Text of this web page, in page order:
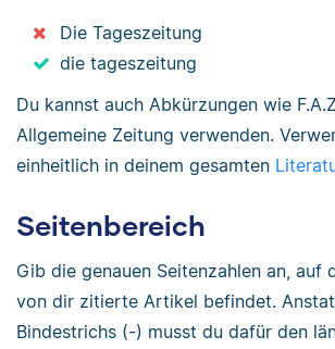
Die Tageszeitung
die tageszeitung
Du kannst auch Abkürzungen wie
Allgemeine Zeitung verwenden.
einheitlich in deinem gesamten
Seitenbereich
Gib die genauen Seitenzahlen an, auf
von dir zitierte Artikel befindet.
Bindestrichs (-) musst du dafür den